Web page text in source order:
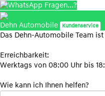
Fragen...?
Dehn Automobile Kundenservice
Das Dehn-Automobile Team
Erreichbarkeit:
Werktags von 08:00 Uhr bis
Wie kann ich Ihnen helfen?